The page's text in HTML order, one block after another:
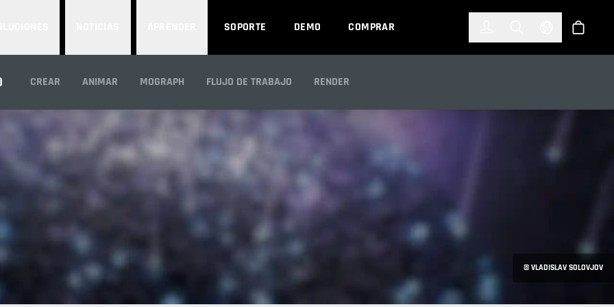
SOPORTE DEMO COMPRAR Select Tienda
CREAR ANIMAR MOGRAPH FLUJO DE TRABAJO RENDER
PARTÍCULAS
© VLADISLAV SOLOVJOV